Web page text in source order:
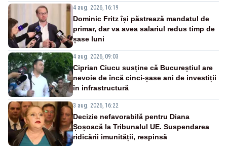
4 aug. 2026, 16:19
Dominic Fritz își păstrează mandatul de
primar, dar va avea salariul redus timp de
șase luni
4 aug. 2026, 09:03
Ciprian Ciucu susține că Bucureștiul are
nevoie de încă cinci-șase ani de investiții
în infrastructură
3 aug. 2026, 16:22
Decizie nefavorabilă pentru Diana
Șoșoacă la Tribunalul UE. Suspendarea
ridicării imunității, respinsă